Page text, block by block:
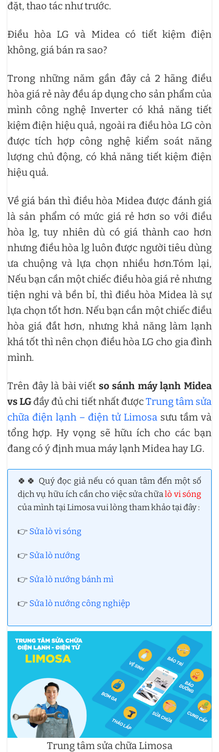
đặt, thao tác như trước.
Điều hòa LG và Midea có tiết kiệm điện
không, giá bán ra sao?
Trong những năm gần đây cả 2 hãng điều
hòa giá rẻ này đều áp dụng cho sản phẩm của
mình công nghệ Inverter có khả năng tiết
kiệm điện hiệu quả, ngoài ra điều hòa LG còn
được tích hợp công nghệ kiểm soát năng
lượng chủ động, có khả năng tiết kiệm điện
hiệu quả.
Về giá bán thì điều hòa Midea được đánh giá
là sản phẩm có mức giá rẻ hơn so với điều
hòa lg, tuy nhiên dù có giá thành cao hơn
nhưng điều hòa lg luôn được người tiêu dùng
ưa chuộng và lựa chọn nhiều hơn.Tóm lại,
Nếu bạn cần một chiếc điều hòa giá rẻ nhưng
tiện nghi và bền bỉ, thì điều hòa Midea là sự
lựa chọn tốt hơn. Nếu bạn cần một chiếc điều
hòa giá đắt hơn, nhưng khả năng làm lạnh
khá tốt thì nên chọn điều hòa LG cho gia đình
mình.
Trên đây là bài viết so sánh máy lạnh Midea
vs LG đầy đủ chi tiết nhất đượcTrung tâm sửa
chữa điện lạnh – điện tử Limosa sưu tầm và
tổng hợp. Hy vọng sẽ hữu ích cho các bạn
đang có ý định mua máy lạnh Midea hay LG.
🍀🍀 Quý đọc giả nếu có quan tâm đến một số
dịch vụ hữu ích cần cho việc sửa chữalò vi sóng
của mình tại Limosa vui lòng tham khảo tại đây :
👉 Sửa lò vi sóng
👉 Sửa lò nướng
👉 Sửa lò nướng bánh mì
👉 Sửa lò nướng công nghiệp
Trung tâm sửa chữa Limosa